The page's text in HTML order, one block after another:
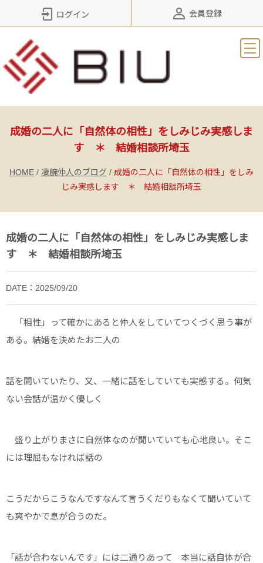
ログイン 会員登録
成婚の二人に「自然体の相性」をしみじみ実感しま
す ＊ 結婚相談所埼玉
HOME / 凄腕仲人のブログ / 成婚の二人に「自然体の相性」をしみ
じみ実感します ＊ 結婚相談所埼玉
成婚の二人に「自然体の相性」をしみじみ実感しま
す ＊ 結婚相談所埼玉
DATE：2025/09/20
「相性」って確かにあると仲人をしていてつくづく思う事が
ある。結婚を決めたお二人の
話を聞いていたり、又、一緒に話をしていても実感する。何気
ない会話が温かく優しく
盛り上がりまさに自然体なのが聞いていても心地良い。そこ
には理屈もなければ話の
こうだからこうなんですなんて言うくだりもなくて聞いていて
も爽やかで息が合うのだ。
「話が合わないんです」には二通りあって 本当に話自体が合